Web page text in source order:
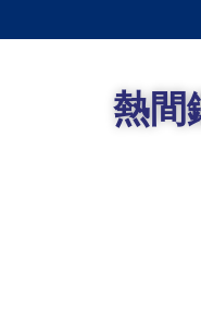
熱間